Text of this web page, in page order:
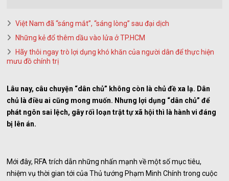
Việt Nam đã “sáng mắt”, “sáng lòng” sau đại dịch
Những kẻ đổ thêm dầu vào lửa ở TP.HCM
Hãy thôi ngay trò lợi dụng khó khăn của người dân để thực hiện
mưu đồ chính trị
Lâu nay, câu chuyện “dân chủ” không còn là chủ đề xa lạ. Dân
chủ là điều ai cũng mong muốn. Nhưng lợi dụng “dân chủ” để
phát ngôn sai lệch, gây rối loạn trật tự xã hội thì là hành vi đáng
bị lên án.
Mới đây, RFA trích dẫn những nhấn mạnh về một số mục tiêu,
nhiệm vụ thời gian tới của Thủ tướng Phạm Minh Chính trong cuộc